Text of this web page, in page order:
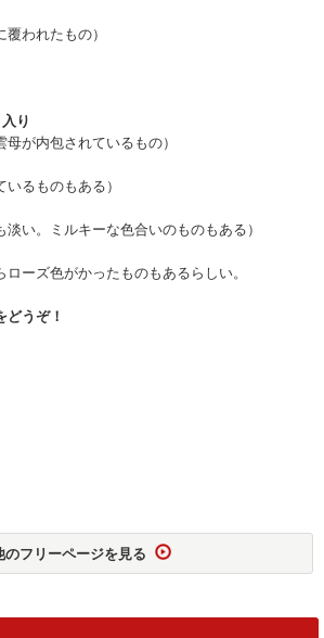
われたもの）
り
が内包されているもの）
るものもある）
い。ミルキーな色合いのものもある）
ーズ色がかったものもあるらしい。
どうぞ！
のフリーページを見る